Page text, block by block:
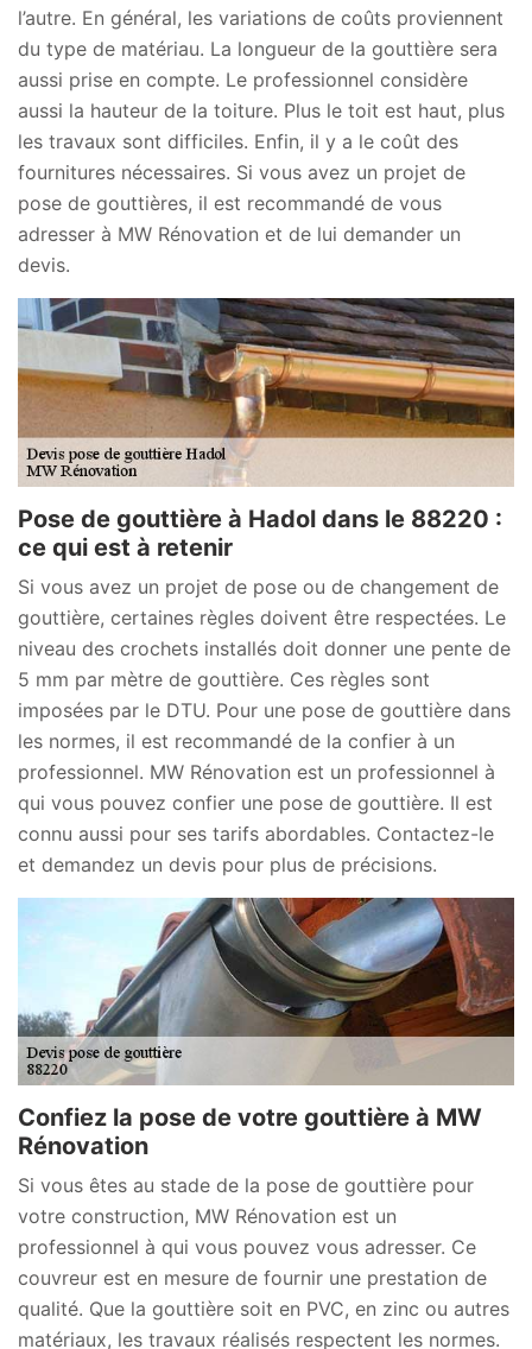
l’autre. En général, les variations de coûts proviennent
du type de matériau. La longueur de la gouttière sera
aussi prise en compte. Le professionnel considère
aussi la hauteur de la toiture. Plus le toit est haut, plus
les travaux sont difficiles. Enfin, il y a le coût des
fournitures nécessaires. Si vous avez un projet de
pose de gouttières, il est recommandé de vous
adresser à MW Rénovation et de lui demander un
devis.
Pose de gouttière à Hadol dans le 88220 :
ce qui est à retenir
Si vous avez un projet de pose ou de changement de
gouttière, certaines règles doivent être respectées. Le
niveau des crochets installés doit donner une pente de
5 mm par mètre de gouttière. Ces règles sont
imposées par le DTU. Pour une pose de gouttière dans
les normes, il est recommandé de la confier à un
professionnel. MW Rénovation est un professionnel à
qui vous pouvez confier une pose de gouttière. Il est
connu aussi pour ses tarifs abordables. Contactez-le
et demandez un devis pour plus de précisions.
Confiez la pose de votre gouttière à MW
Rénovation
Si vous êtes au stade de la pose de gouttière pour
votre construction, MW Rénovation est un
professionnel à qui vous pouvez vous adresser. Ce
couvreur est en mesure de fournir une prestation de
qualité. Que la gouttière soit en PVC, en zinc ou autres
matériaux, les travaux réalisés respectent les normes.